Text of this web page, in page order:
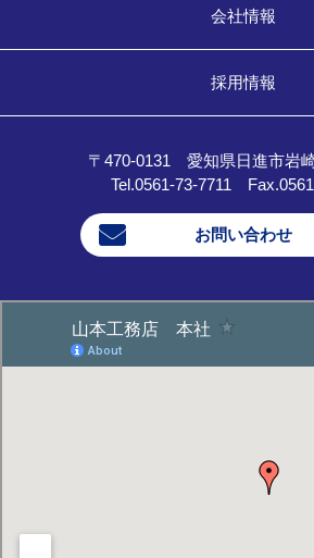
会社情報
採用情報
〒470-0131 愛知県日進市岩
Tel.0561-73-7711
お問い合わせ